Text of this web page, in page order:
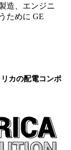
造、エンジニ
ために GE
カの配電コンポ